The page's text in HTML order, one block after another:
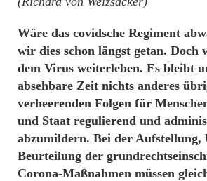
Wäre das covidsche Regiment
wir dies schon längst getan. Doch
dem Virus weiterleben. Es bleibt
absehbare Zeit nichts anderes
verheerenden Folgen für
und Staat regulierend und
abzumildern. Bei der Aufstellung,
Beurteilung der
Corona-Maßnahmen müssen